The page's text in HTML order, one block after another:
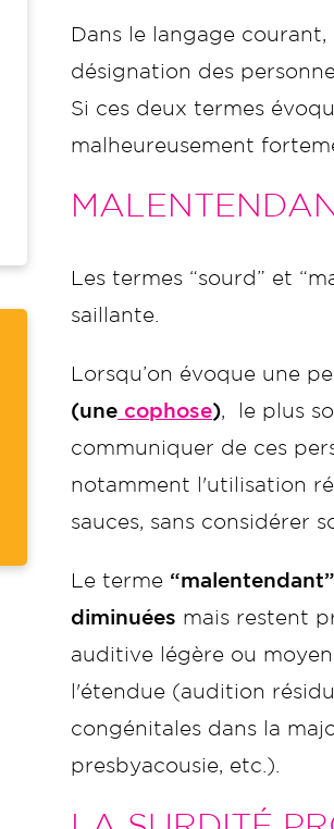
Dans le langage
désignation des
Si ces deux termes
malheureusement
Les termes “sourd” et
saillante.
Lorsqu’on évoque une
(une cophose), le plus
communiquer de ces
notamment l'utilisation
sauces, sans considérer
Le terme “malentendant”
diminuées mais restent
auditive légère ou
l'étendue (audition
congénitales dans la
presbyacousie, etc.).